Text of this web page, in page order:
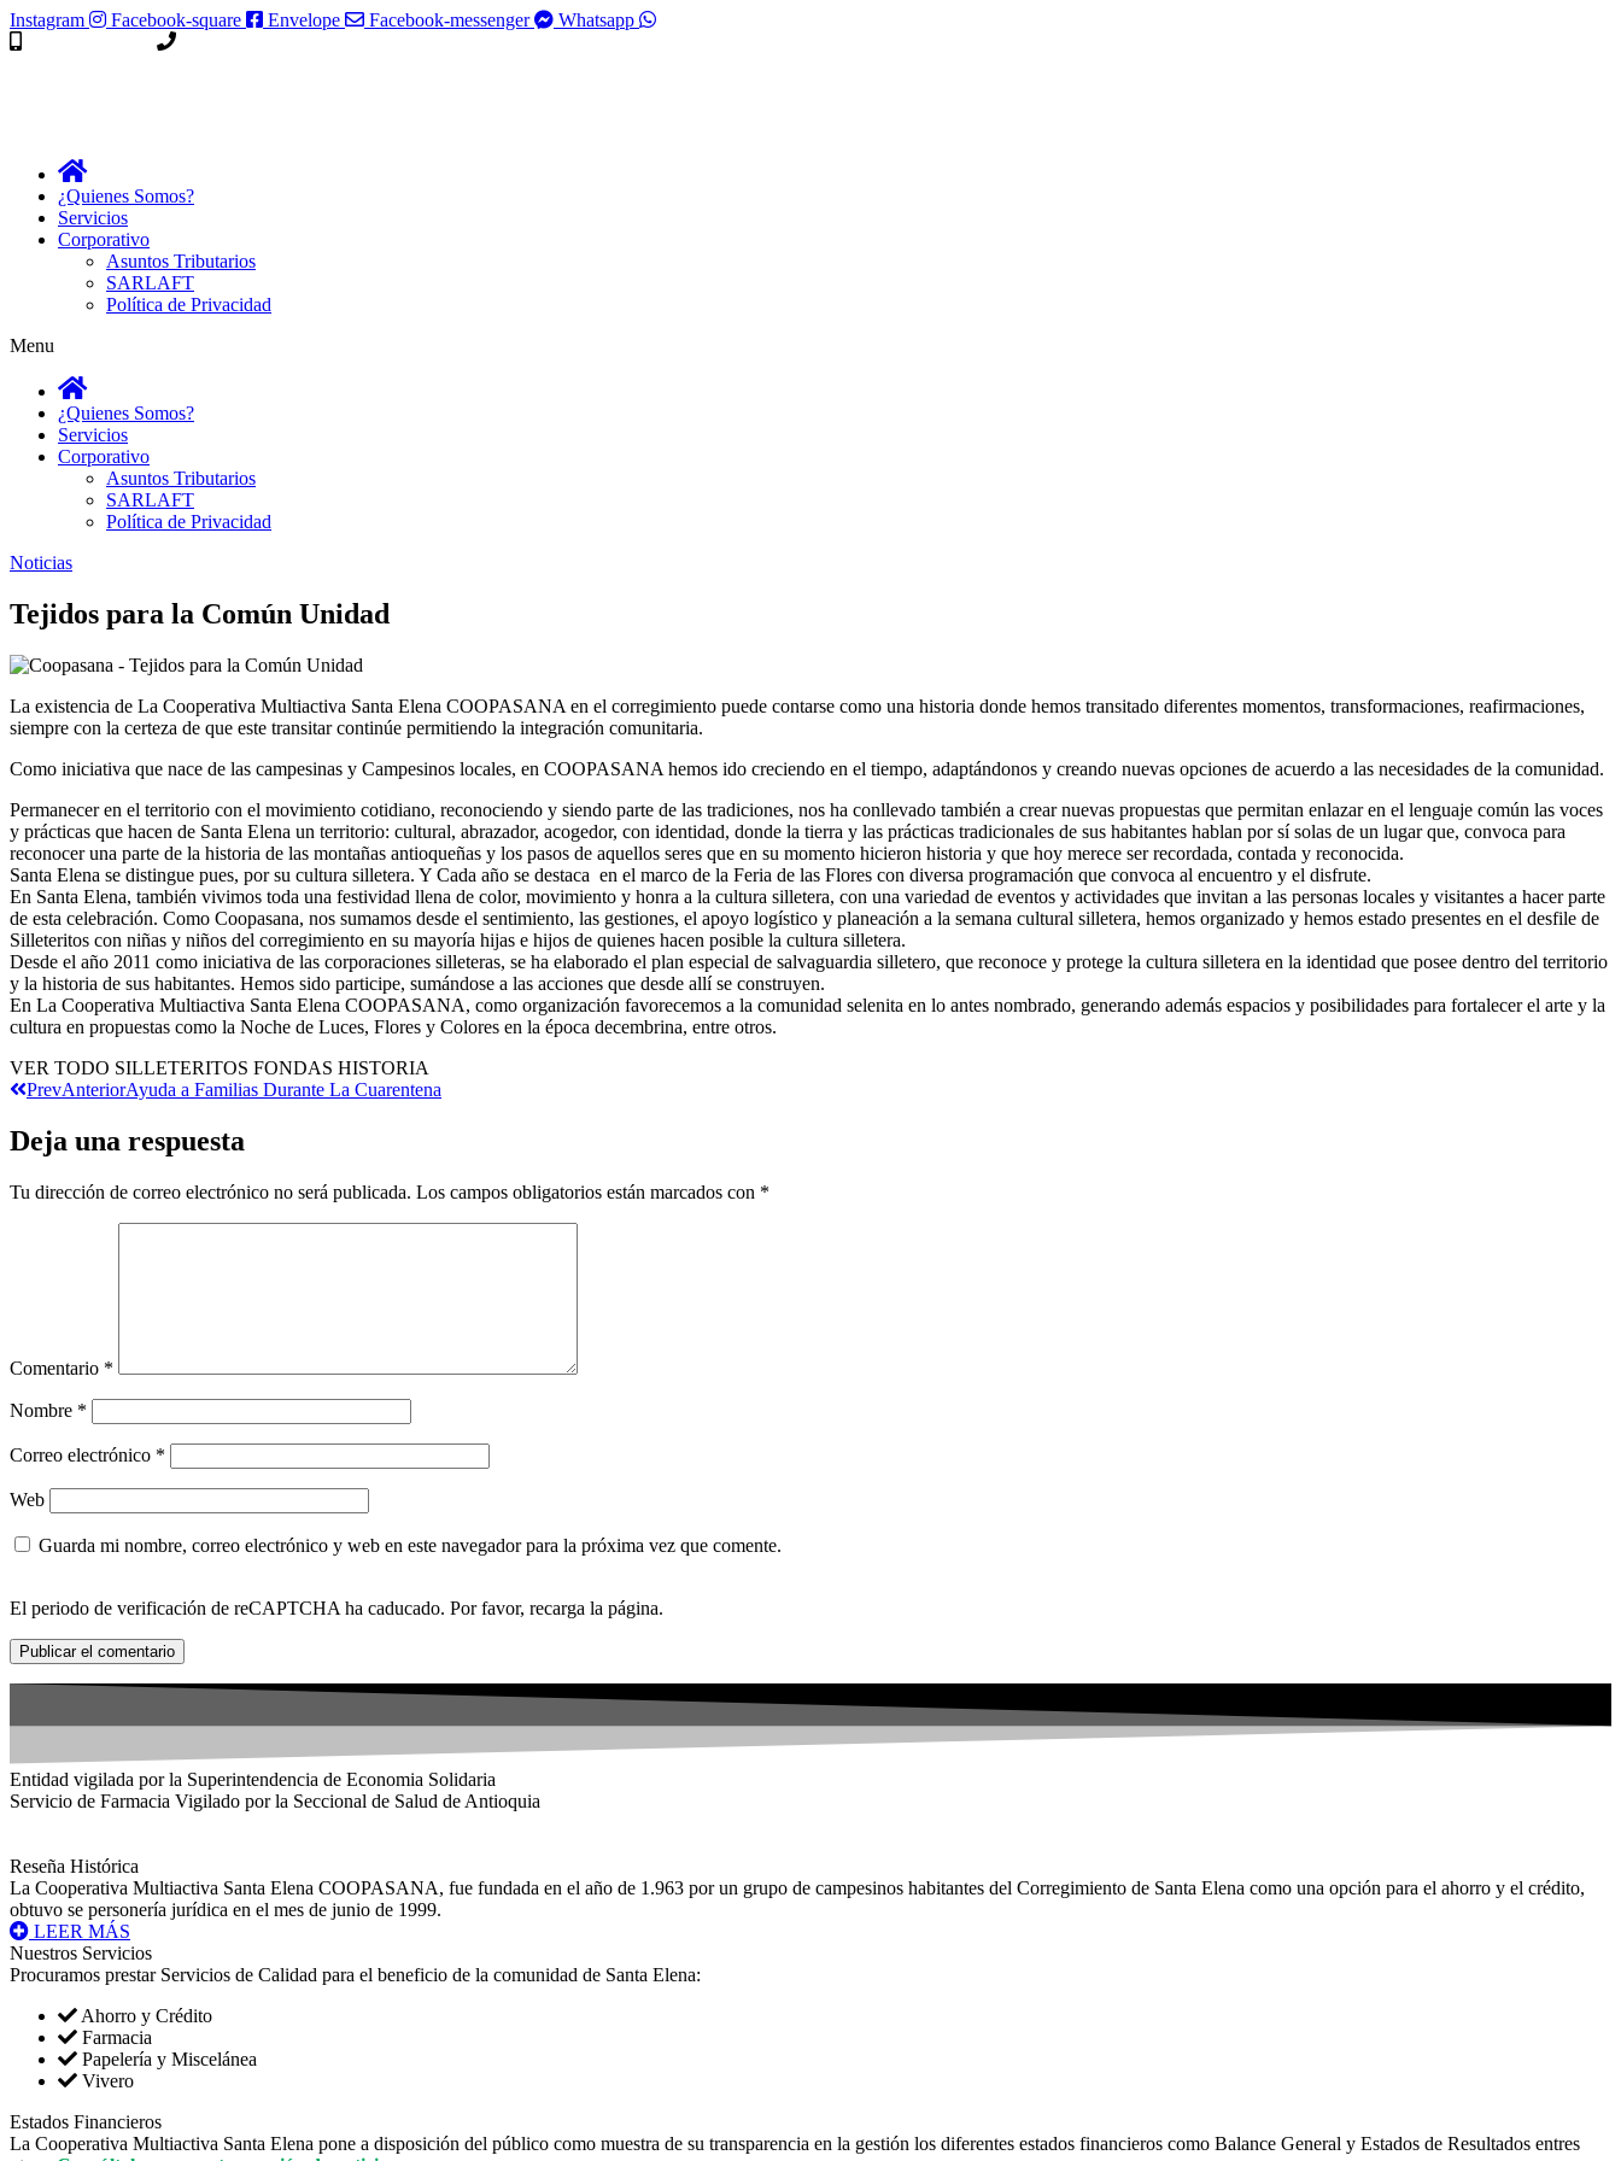
Instagram Facebook-square Envelope Facebook-messenger
Whatsapp
¿Quienes Somos?
Servicios
Corporativo
Asuntos Tributarios
SARLAFT
Política de Privacidad
Menu
¿Quienes Somos?
Servicios
Corporativo
Asuntos Tributarios
SARLAFT
Política de Privacidad
Noticias
Tejidos para la Común Unidad
La existencia de La Cooperativa Multiactiva Santa Elena COOPASANA en el corregimiento puede contarse como una historia donde hemos transitado diferentes momentos, transformaciones, reafirmaciones,
siempre con la certeza de que este transitar continúe permitiendo la integración comunitaria.
Como iniciativa que nace de las campesinas y Campesinos locales, en COOPASANA hemos ido creciendo en el tiempo, adaptándonos y creando nuevas opciones de acuerdo a las necesidades de la comunidad.
Permanecer en el territorio con el movimiento cotidiano, reconociendo y siendo parte de las tradiciones, nos ha conllevado también a crear nuevas propuestas que permitan enlazar en el lenguaje común las voces
y prácticas que hacen de Santa Elena un territorio: cultural, abrazador, acogedor, con identidad, donde la tierra y las prácticas tradicionales de sus habitantes hablan por sí solas de un lugar que, convoca para
reconocer una parte de la historia de las montañas antioqueñas y los pasos de aquellos seres que en su momento hicieron historia y que hoy merece ser recordada, contada y reconocida.
Santa Elena se distingue pues, por su cultura silletera. Y Cada año se destaca en el marco de la Feria de las Flores con diversa programación que convoca al encuentro y el disfrute.
En Santa Elena, también vivimos toda una festividad llena de color, movimiento y honra a la cultura silletera, con una variedad de eventos y actividades que invitan a las personas locales y visitantes a hacer parte
de esta celebración. Como Coopasana, nos sumamos desde el sentimiento, las gestiones, el apoyo logístico y planeación a la semana cultural silletera, hemos organizado y hemos estado presentes en el desfile de
Silleteritos con niñas y niños del corregimiento en su mayoría hijas e hijos de quienes hacen posible la cultura silletera.
Desde el año 2011 como iniciativa de las corporaciones silleteras, se ha elaborado el plan especial de salvaguardia silletero, que reconoce y protege la cultura silletera en la identidad que posee dentro del territorio
y la historia de sus habitantes. Hemos sido participe, sumándose a las acciones que desde allí se construyen.
En La Cooperativa Multiactiva Santa Elena COOPASANA, como organización favorecemos a la comunidad selenita en lo antes nombrado, generando además espacios y posibilidades para fortalecer el arte y la
cultura en propuestas como la Noche de Luces, Flores y Colores en la época decembrina, entre otros.
VER TODO SILLETERITOS FONDAS HISTORIA
PrevAnteriorAyuda a Familias Durante La Cuarentena
Deja una respuesta
Tu dirección de correo electrónico no será publicada. Los campos obligatorios están marcados con *
Comentario *
Nombre *
Correo electrónico *
Web
Guarda mi nombre, correo electrónico y web en este navegador para la próxima vez que comente.
El periodo de verificación de reCAPTCHA ha caducado. Por favor, recarga la página.
Entidad vigilada por la Superintendencia de Economia Solidaria
Servicio de Farmacia Vigilado por la Seccional de Salud de Antioquia
Reseña Histórica
La Cooperativa Multiactiva Santa Elena COOPASANA, fue fundada en el año de 1.963 por un grupo de campesinos habitantes del Corregimiento de Santa Elena como una opción para el ahorro y el crédito,
obtuvo se personería jurídica en el mes de junio de 1999.
LEER MÁS
Nuestros Servicios
Procuramos prestar Servicios de Calidad para el beneficio de la comunidad de Santa Elena:
Ahorro y Crédito
Farmacia
Papelería y Miscelánea
Vivero
Estados Financieros
La Cooperativa Multiactiva Santa Elena pone a disposición del público como muestra de su transparencia en la gestión los diferentes estados financieros como Balance General y Estados de Resultados entres